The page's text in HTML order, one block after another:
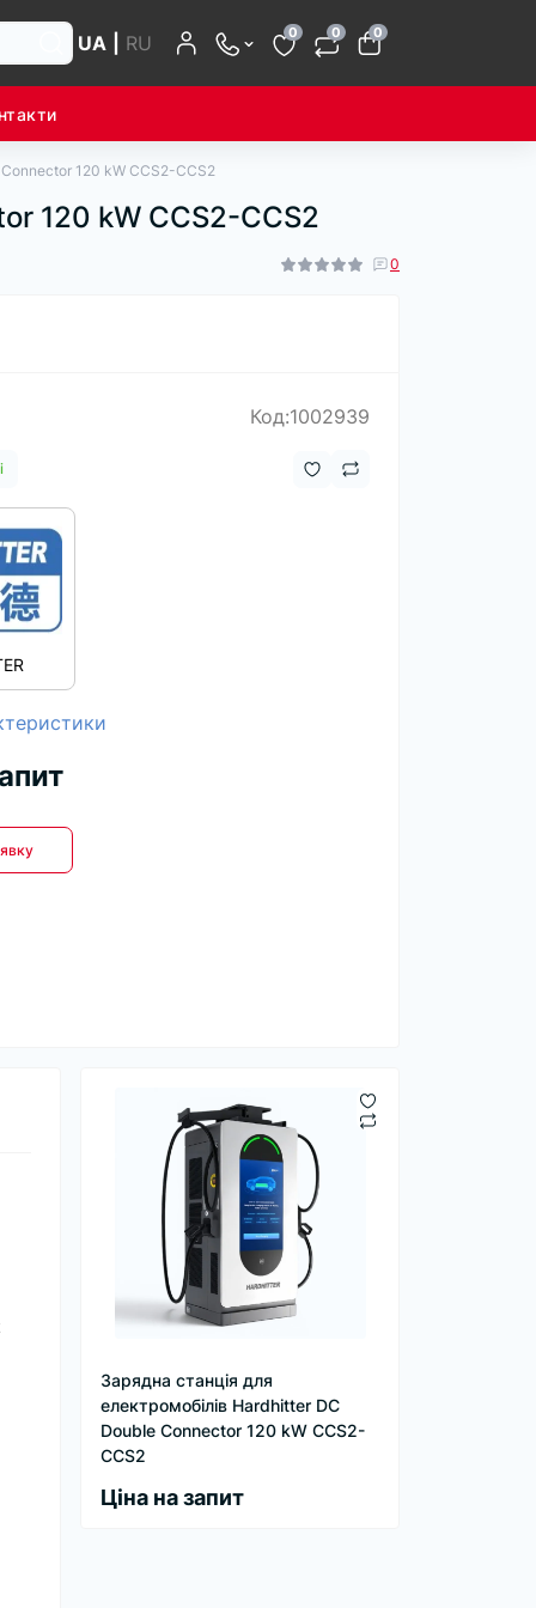
UA RU 0 0 0
120 kW CCS2-CCS2
120 kW CCS2-CCS2
0
Код:1002939
Зарядна станція для
електромобілів Hardhitter DC
Double Connector 120 kW CCS2-
CCS2
Ціна на запит